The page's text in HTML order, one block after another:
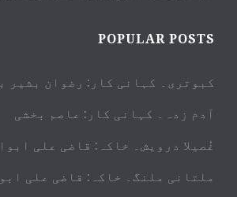
POPULAR POSTS
کبوتری۔ کہانی کار: رضوان بشیر
آدم زدہ۔ کہانی کار: عاصم بخشی
غُصیلا درویش۔ خاکہ: قاضی علی
ملتانی ملنگ۔ خاکہ: قاضی علی